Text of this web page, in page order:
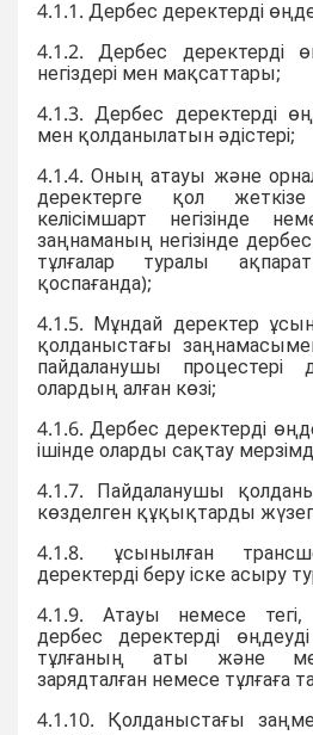
4.1.1. Дербес деректерді
4.1.2. Дербес деректерді
негіздері мен мақсаттары;
4.1.3. Дербес деректерді
мен қолданылатын әдістері;
4.1.4. Оның атауы және
деректерге қол
келісімшарт негізінде
заңнаманың негізінде
тұлғалар туралы
қоспағанда);
4.1.5. Мұндай деректер
қолданыстағы
пайдаланушы процестері
олардың алған көзі;
4.1.6. Дербес деректерді
ішінде оларды сақтау
4.1.7. Пайдаланушы
көзделген құқықтарды
4.1.8. ұсынылған
деректерді беру іске асыру
4.1.9. Атауы немесе
дербес деректерді
тұлғаның аты және
зарядталған немесе тұлғаға
4.1.10. Қолданыстағы